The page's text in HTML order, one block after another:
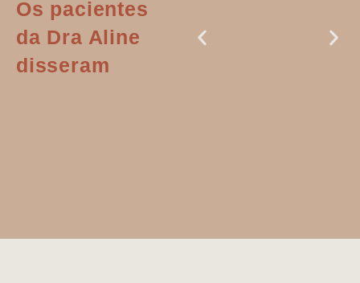
Os pacientes
da Dra Aline
disseram